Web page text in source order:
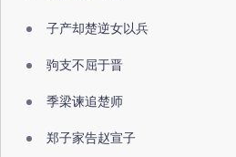
子产却楚逆女以兵
驹支不屈于晋
季梁谏追楚师
郑子家告赵宣子